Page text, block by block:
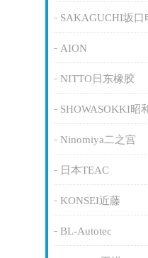
SAKAGUCHI坂口
AION
NITTO日东橡胶
SHOWASOKKI昭
Ninomiya二之宫
日本TEAC
KONSEI近藤
BL-Autotec